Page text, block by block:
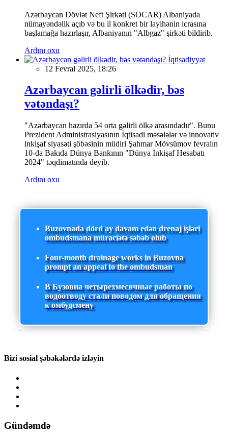
Azərbaycan Dövlət Neft Şirkəti (SOCAR) Albaniyada
nümayəndəlik açıb və bu il konkret bir layihənin icrasına
başlamağa hazırlaşır, Albaniyanın "Albgaz" şirkəti bildirib.
Ardını oxu
İqtisadiyyat
12 Fevral 2025, 18:26
Azərbaycan gəlirli ölkədir, bəs
vətəndaşı?
"Azərbaycan hazırda 54 orta gəlirli ölkə arasındadır". Bunu
Prezident Administrasiyasının İqtisadi məsələlər və innovativ
inkişaf siyasəti şöbəsinin müdiri Şahmar Mövsümov fevralın
10-da Bakıda Dünya Bankının "Dünya İnkişaf Hesabatı
2024" təqdimatında deyib.
Ardını oxu
Buzovnada dörd ay davam edən drenaj işləri
ombudsmana müraciətə səbəb olub
Four-month drainage works in Buzovna
prompt an appeal to the ombudsman
В Бузовна четырехмесячные работы по
водоотводу стали поводом для обращения
к омбудсмену
Bizi sosial şəbəkələrdə izləyin
Gündəmdə